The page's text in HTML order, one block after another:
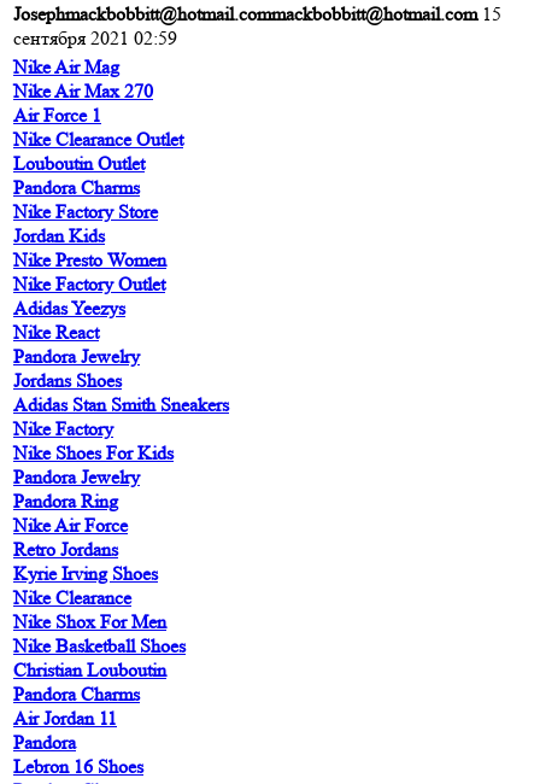
Josephmackbobbitt@hotmail.commackbobbitt@hotmail.com 15
сентября 2021 02:59
Nike Air Mag
Nike Air Max 270
Air Force 1
Nike Clearance Outlet
Louboutin Outlet
Pandora Charms
Nike Factory Store
Jordan Kids
Nike Presto Women
Nike Factory Outlet
Adidas Yeezys
Nike React
Pandora Jewelry
Jordans Shoes
Adidas Stan Smith Sneakers
Nike Factory
Nike Shoes For Kids
Pandora Jewelry
Pandora Ring
Nike Air Force
Retro Jordans
Kyrie Irving Shoes
Nike Clearance
Nike Shox For Men
Nike Basketball Shoes
Christian Louboutin
Pandora Charms
Air Jordan 11
Pandora
Lebron 16 Shoes